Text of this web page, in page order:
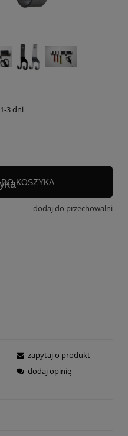
1-3 dni
DO KOSZYKA
dodaj do przechowalni
zapytaj o produkt
dodaj opinię